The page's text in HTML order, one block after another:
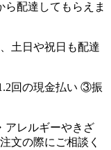
ら配達してもらえま
土日や祝日も配達
回の現金払い ③振
アレルギーやきざ
文の際にご相談く